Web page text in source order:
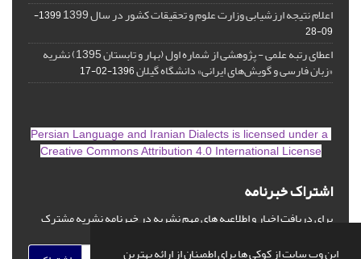
این وب سایت از کوکی ها برای اطمینان از ارائه بهترین
اعلام نتیجه ارزشیابی وزارت علوم و تحقیقات کشور در سال 1399
1399-
09-28
اعطای رتبه علمی - پژوهشی از شماره اول (بهار و تابستان 1395) نشریه
«زبان فارسی و گویش‌های ایرانی» دانشگاه گیلان1396-02-17
is licensed under a
Creative Commons Attribution 4.0 International License
اشتراک خبرنامه
برای دریافت اخبار و اطلاعیه های مهم نشریه در خبرنامه نشریه مشترک